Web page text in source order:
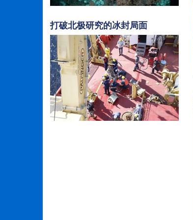
打破北极研究的冰封局面